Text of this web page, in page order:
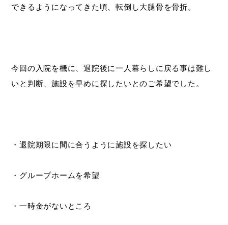
できるようになってきた頃、転倒し大腿骨を骨折。
今回の入院を機に、退院後に一人暮らしに戻る事は難し
いと判断、施設を早めに探したいとのご希望でした。
・退院期限に間に合うように施設を探したい
・グループホームを希望
・一時金がないところ